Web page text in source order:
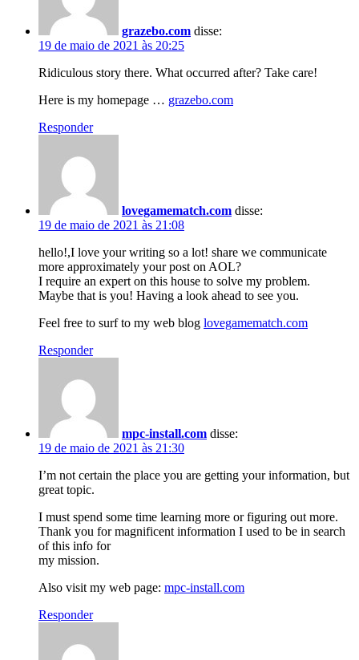
grazebo.com disse:
19 de maio de 2021 às 20:25
Ridiculous story there. What occurred after? Take care!
Here is my homepage … grazebo.com
Responder
lovegamematch.com disse:
19 de maio de 2021 às 21:08
hello!,I love your writing so a lot! share we communicate
more approximately your post on AOL?
I require an expert on this house to solve my problem.
Maybe that is you! Having a look ahead to see you.
Feel free to surf to my web blog lovegamematch.com
Responder
mpc-install.com disse:
19 de maio de 2021 às 21:30
I’m not certain the place you are getting your information, but
great topic.
I must spend some time learning more or figuring out more.
Thank you for magnificent information I used to be in search
of this info for
my mission.
Also visit my web page: mpc-install.com
Responder